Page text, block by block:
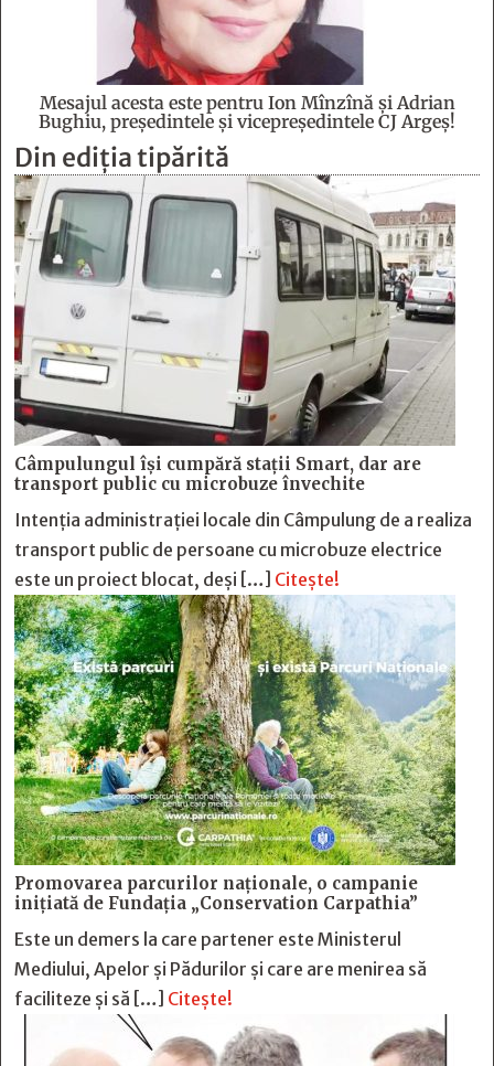
Mesajul acesta este pentru Ion Mînzînă şi Adrian
Bughiu, preşedintele şi vicepreşedintele CJ Argeş!
Din ediția tipărită
Câmpulungul îşi cumpără staţii Smart, dar are
transport public cu microbuze învechite
Intenția administrației locale din Câmpulung de a realiza
transport public de persoane cu microbuze electrice
este un proiect blocat, deși […] Citește!
Promovarea parcurilor naționale, o campanie
inițiată de Fundația „Conservation Carpathia”
Este un demers la care partener este Ministerul
Mediului, Apelor și Pădurilor și care are menirea să
faciliteze și să […] Citește!